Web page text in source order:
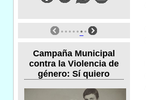
Campaña Municipal
contra la Violencia de
género: Sí quiero